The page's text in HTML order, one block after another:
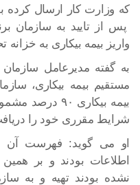
که وزارت کار ارسال کرده
پس از تایید به سازمان
واریز بیمه بیکاری به
به گفته مدیرعامل
مستقیم بیمه بیکاری،
بیمه بیکاری
شرایط مقرری خود را
او می گوید: فهرست آن
اطلاعات بودند و بر
نشده بودند تهیه و به